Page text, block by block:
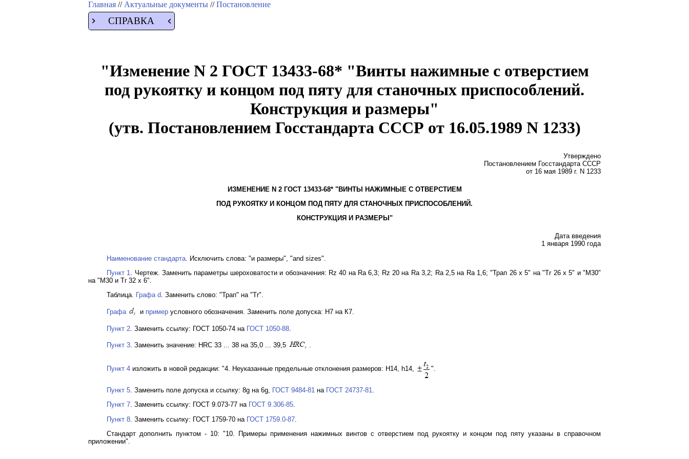
Главная // Актуальные документы //Постановление
СПРАВКА
"Изменение N 2 ГОСТ 13433-68* "Винты нажимные с отверстием
под рукоятку и концом под пяту для станочных приспособлений.
Конструкция и размеры"
(утв. Постановлением Госстандарта СССР от 16.05.1989 N 1233)
Утверждено
Постановлением Госстандарта СССР
от 16 мая 1989 г. N 1233
ИЗМЕНЕНИЕ N 2 ГОСТ 13433-68* "ВИНТЫ НАЖИМНЫЕ С ОТВЕРСТИЕМ
ПОД РУКОЯТКУ И КОНЦОМ ПОД ПЯТУ ДЛЯ СТАНОЧНЫХ ПРИСПОСОБЛЕНИЙ.
КОНСТРУКЦИЯ И РАЗМЕРЫ"
Дата введения
1 января 1990 года
Наименование стандарта . Исключить слова: "и размеры", "and sizes".
Пункт 1. Чертеж. Заменить параметры шероховатости и обозначения: Rz 40 на Ra 6,3; Rz 20 на Ra 3,2; Ra 2,5 на Ra 1,6; "Трап 26 х 5" на "Тr 26 х 5" и "М30"
на "М30 и Тr 32 х 6".
Таблица. Графа d. Заменить слово: "Трап" на "Тr".
Графа и пример условного обозначения. Заменить поле допуска: Н7 на К7.
Пункт 2. Заменить ссылку: ГОСТ 1050-74 на ГОСТ 1050-88.
Пункт 3 . Заменить значение: НRC 33 ... 38 на 35,0 ... 39,5
Пункт 4 изложить в новой редакции: "4. Неуказанные предельные отклонения размеров: Н14, h14, ".
Пункт 5 . Заменить поле допуска и ссылку: 8g на 6g, ГОСТ 9484-81 на ГОСТ 24737-81
Пункт 7. Заменить ссылку: ГОСТ 9.073-77 на ГОСТ 9.306-85.
Пункт 8 . Заменить ссылку: ГОСТ 1759-70 на ГОСТ 1759.0-87
Стандарт дополнить пунктом - 10: "10. Примеры применения нажимных винтов с отверстием под рукоятку и концом под пяту указаны в справочном
приложении".